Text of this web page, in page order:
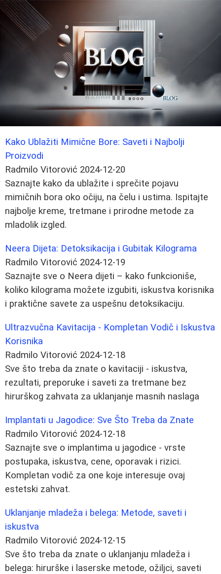
Kako Ublažiti Mimične Bore: Saveti i Najbolji
Proizvodi
Radmilo Vitorović 2024-12-20
Saznajte kako da ublažite i sprečite pojavu
mimičnih bora oko očiju, na čelu i ustima. Ispitajte
najbolje kreme, tretmane i prirodne metode za
mladolik izgled.
Neera Dijeta: Detoksikacija i Gubitak Kilograma
Radmilo Vitorović 2024-12-19
Saznajte sve o Neera dijeti – kako funkcioniše,
koliko kilograma možete izgubiti, iskustva korisnika
i praktične savete za uspešnu detoksikaciju.
Ultrazvučna Kavitacija - Kompletan Vodič i Iskustva
Korisnika
Radmilo Vitorović 2024-12-18
Sve što treba da znate o kavitaciji - iskustva,
rezultati, preporuke i saveti za tretmane bez
hirurškog zahvata za uklanjanje masnih naslaga
Implantati u Jagodice: Sve Što Treba da Znate
Radmilo Vitorović 2024-12-18
Saznajte sve o implantima u jagodice - vrste
postupaka, iskustva, cene, oporavak i rizici.
Kompletan vodič za one koje interesuje ovaj
estetski zahvat.
Uklanjanje mladeža i belega: Metode, saveti i
iskustva
Radmilo Vitorović 2024-12-15
Sve što treba da znate o uklanjanju mladeža i
belega: hirurške i laserske metode, ožiljci, saveti